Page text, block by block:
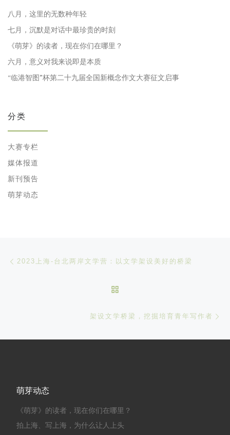
八月，这里的无数种年轻
七月，沉默是对话中最珍贵的时刻
《萌芽》的读者，现在你们在哪里？
六月，意义对我来说即是本质
“临港智图”杯第二十九届全国新概念作文大赛征文启事
分类
大赛专栏
媒体报道
新刊预告
萌芽动态
文章导航
2023上海-台北两岸文学营：以文学架设美好的桥梁
架设文学桥梁，挖掘培育青年写作者
萌芽动态
《萌芽》的读者，现在你们在哪里？
拍上海、写上海，为什么让人上头